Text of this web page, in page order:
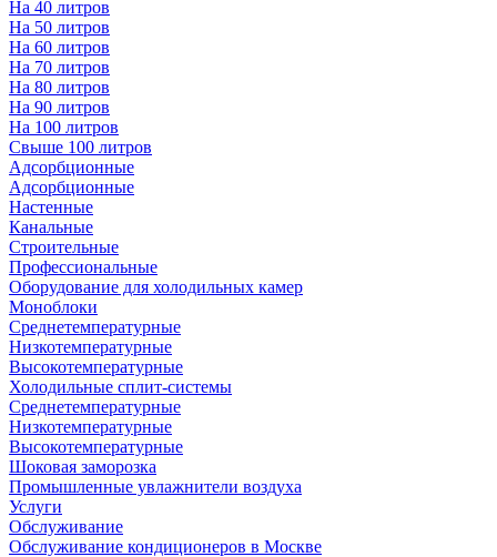
На 40 литров
На 50 литров
На 60 литров
На 70 литров
На 80 литров
На 90 литров
На 100 литров
Свыше 100 литров
Адсорбционные
Адсорбционные
Настенные
Канальные
Строительные
Профессиональные
Оборудование для холодильных камер
Моноблоки
Среднетемпературные
Низкотемпературные
Высокотемпературные
Холодильные сплит-системы
Среднетемпературные
Низкотемпературные
Высокотемпературные
Шоковая заморозка
Промышленные увлажнители воздуха
Услуги
Обслуживание
Обслуживание кондиционеров в Москве